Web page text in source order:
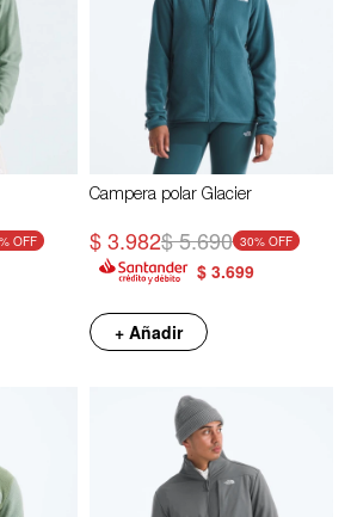
Campera polar Glacier
$3.982$5.690 30
$ 3.699
+ Añadir